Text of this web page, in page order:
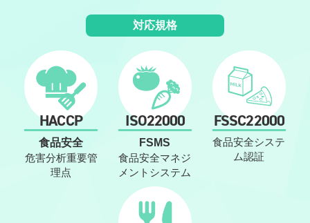
対応規格
HACCP
食品安全
危害分析重要管
理点
ISO22000
FSMS
食品安全マネジ
メントシステム
FSSC22000
食品安全システ
ム認証